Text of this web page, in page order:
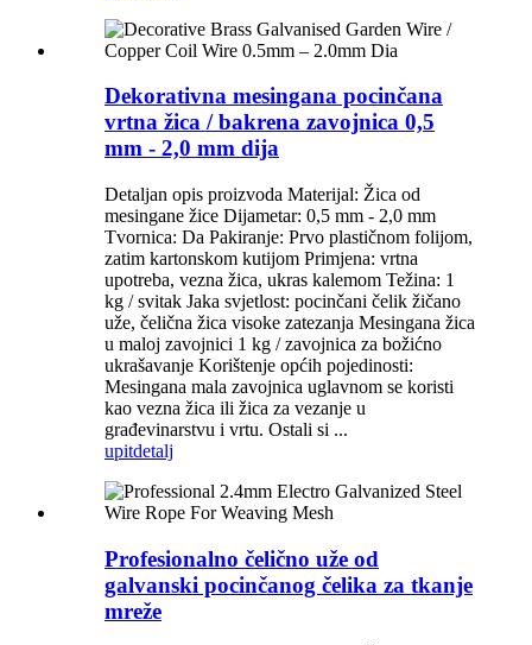
Dekorativna mesingana pocinčana
vrtna žica / bakrena zavojnica 0,5
mm - 2,0 mm dija
Detaljan opis proizvoda Materijal: Žica od
mesingane žice Dijametar: 0,5 mm - 2,0 mm
Tvornica: Da Pakiranje: Prvo plastičnom folijom,
zatim kartonskom kutijom Primjena: vrtna
upotreba, vezna žica, ukras kalemom Težina: 1
kg / svitak Jaka svjetlost: pocinčani čelik žičano
uže, čelična žica visoke zatezanja Mesingana žica
u maloj zavojnici 1 kg / zavojnica za božićno
ukrašavanje Korištenje općih pojedinosti:
Mesingana mala zavojnica uglavnom se koristi
kao vezna žica ili žica za vezanje u
građevinarstvu i vrtu. Ostali si ...
upitdetalj
Profesionalno čelično uže od
galvanski pocinčanog čelika za tkanje
mreže